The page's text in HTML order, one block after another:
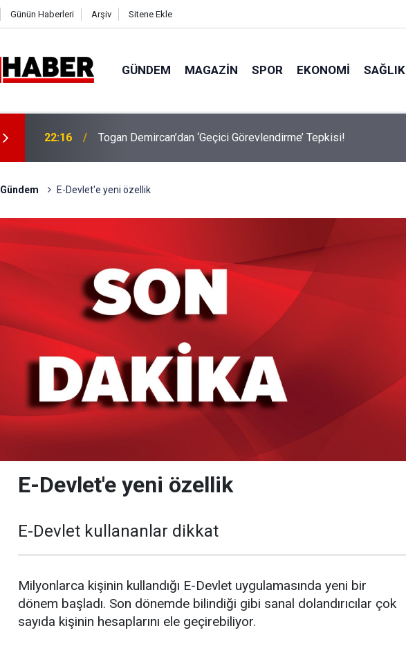
Günün Haberleri Arşiv Sitene Ekle
GÜNDEM MAGAZIN SPOR EKONOMI SAĞLIK
19:32 Sıcak Havalarda Ödem Şikayetini Hafife Almayın!
Gündem E-Devlet'e yeni özellik
E-Devlet'e yeni özellik
E-Devlet kullananlar dikkat
Milyonlarca kişinin kullandığı E-Devlet uygulamasında yeni bir
dönem başladı. Son dönemde bilindiği gibi sanal dolandırıcılar çok
sayıda kişinin hesaplarını ele geçirebiliyor.